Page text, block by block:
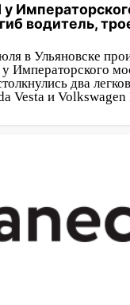
водитель,
в Ульяновске
Императорского
два
Vesta и